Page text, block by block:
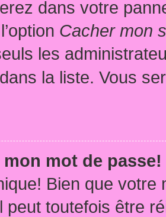
dans votre
Cacher mon
les
la liste. Vous
mon mot de passe!
Bien que
peut toutefois être